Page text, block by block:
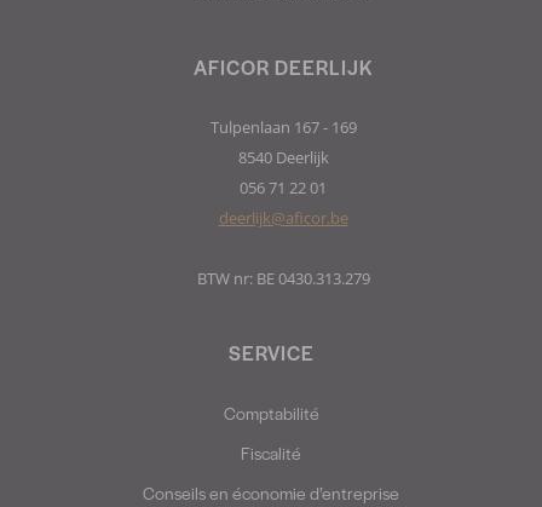
SERVICE
Comptabilité
Fiscalité
Conseils en économie d’entreprise
AFICOR DEERLIJK
Tulpenlaan 167 - 169
8540 Deerlijk
056 71 22 01
deerlijk@aficor.be
BTW nr: BE 0430.313.279